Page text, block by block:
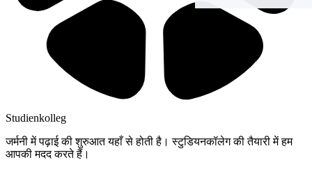
Studienkolleg
जर्मनी में पढ़ाई की शुरुआत यहाँ से होती है। स्टुडियनकॉलेग की तैयारी में हम
आपकी मदद करते हैं।